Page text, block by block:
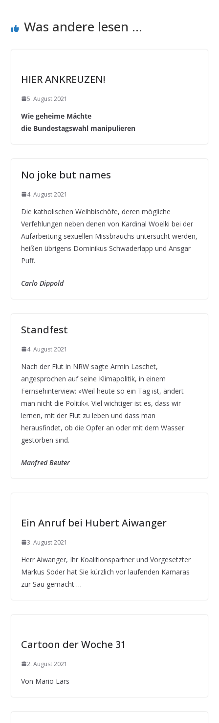
Was andere lesen ...
HIER ANKREUZEN!
5. August 2021
Wie geheime Mächte
die Bundestagswahl manipulieren
No joke but names
4. August 2021
Die katholischen Weihbischöfe, deren mögliche
Verfehlungen neben denen von Kardinal Woelki bei der
Aufarbeitung sexuellen Missbrauchs untersucht werden,
heißen übrigens Dominikus Schwaderlapp und Ansgar
Puff.
Carlo Dippold
Standfest
4. August 2021
Nach der Flut in NRW sagte Armin Laschet,
angesprochen auf seine Klimapolitik, in einem
Fernsehinterview: »Weil heute so ein Tag ist, ändert
man nicht die Politik«. Viel wichtiger ist es, dass wir
lernen, mit der Flut zu leben und dass man
herausfindet, ob die Opfer an oder mit dem Wasser
gestorben sind.
Manfred Beuter
Ein Anruf bei Hubert Aiwanger
3. August 2021
Herr Aiwanger, Ihr Koalitionspartner und Vorgesetzter
Markus Söder hat Sie kürzlich vor laufenden Kamaras
zur Sau gemacht …
Cartoon der Woche 31
2. August 2021
Von Mario Lars